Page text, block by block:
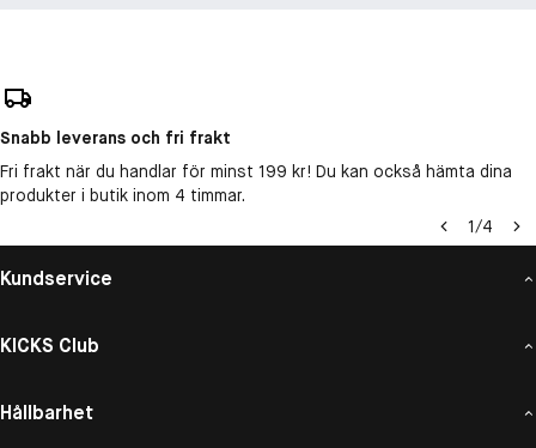
Snabb leverans och fri frakt
Fri frakt när du handlar för minst 199 kr! Du kan också hämta dina
produkter i butik inom 4 timmar.
1/4
Kundservice
KICKS Club
Hållbarhet